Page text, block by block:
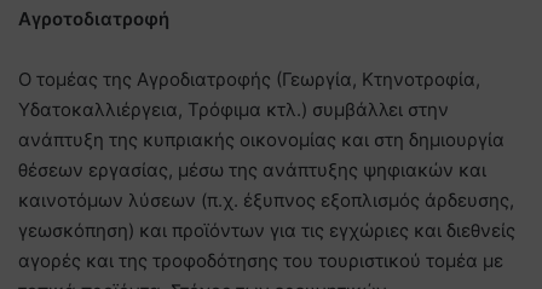
Αγροτοδιατροφή
Ο τομέας της Αγροδιατροφής (Γεωργία, Κτηνοτροφία,
Υδατοκαλλιέργεια, Τρόφιμα κτλ.) συμβάλλει στην
ανάπτυξη της κυπριακής οικονομίας και στη δημιουργία
θέσεων εργασίας, μέσω της ανάπτυξης ψηφιακών και
καινοτόμων λύσεων (π.χ. έξυπνος εξοπλισμός άρδευσης,
γεωσκόπηση) και προϊόντων για τις εγχώριες και διεθνείς
αγορές και της τροφοδότησης του τουριστικού τομέα με